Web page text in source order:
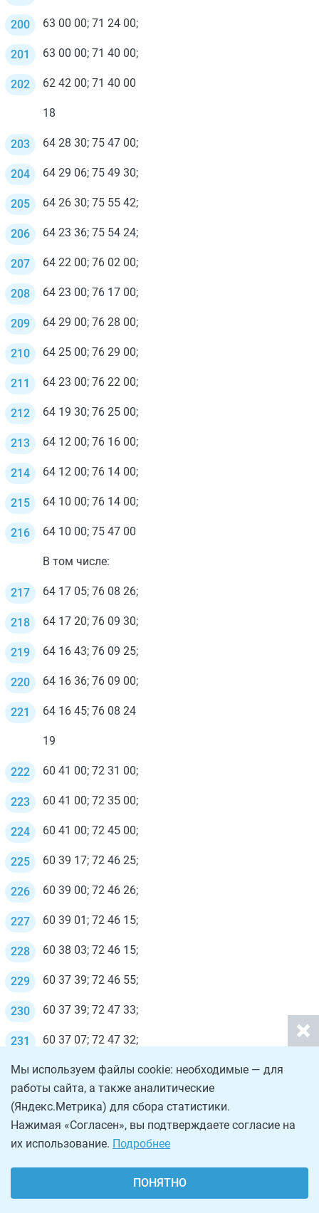
63 00 00; 71 24 00;
63 00 00; 71 40 00;
62 42 00; 71 40 00
18
64 28 30; 75 47 00;
64 29 06; 75 49 30;
64 26 30; 75 55 42;
64 23 36; 75 54 24;
64 22 00; 76 02 00;
64 23 00; 76 17 00;
64 29 00; 76 28 00;
64 25 00; 76 29 00;
64 23 00; 76 22 00;
64 19 30; 76 25 00;
64 12 00; 76 16 00;
64 12 00; 76 14 00;
64 10 00; 76 14 00;
64 10 00; 75 47 00
В том числе:
64 17 05; 76 08 26;
64 17 20; 76 09 30;
64 16 43; 76 09 25;
64 16 36; 76 09 00;
64 16 45; 76 08 24
19
60 41 00; 72 31 00;
60 41 00; 72 35 00;
60 41 00; 72 45 00;
60 39 17; 72 46 25;
60 39 00; 72 46 26;
60 39 01; 72 46 15;
60 38 03; 72 46 15;
60 37 39; 72 46 55;
60 37 39; 72 47 33;
60 37 07; 72 47 32;
60 37 07; 72 48 09;
60 36 35; 72 47 49;
60 35 51; 72 47 46;
60 35 43; 72 52 05;
Мы используем файлы cookie: необходимые — для
работы сайта, а также аналитические
(Яндекс.Метрика) для сбора статистики.
Нажимая «Согласен», вы подтверждаете согласие на
их использование. Подробнее
ПОНЯТНО